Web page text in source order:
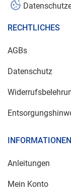
RECHTLICHES
AGBs
Datenschutz
INFORMATIONEN
Anleitungen
Mein Konto